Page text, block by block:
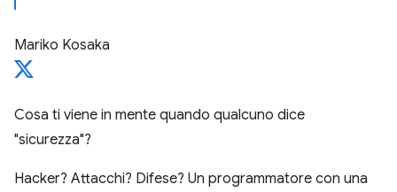
Mariko Kosaka
Cosa ti viene in mente quando qualcuno dice
"sicurezza"?
Hacker? Attacchi? Difese? Un programmatore con una